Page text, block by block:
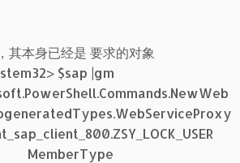
其本身已经是 要求的对象
$sap |gm